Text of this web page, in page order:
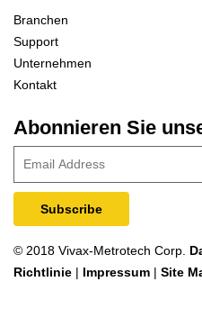
Branchen
Support
Unternehmen
Kontakt
Abonnieren Sie
© 2018 Vivax-Metrotech Corp.
Richtlinie | Impressum | Site